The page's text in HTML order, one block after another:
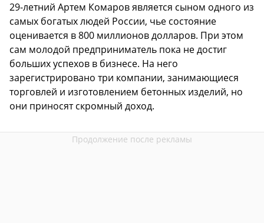
29-летний Артем Комаров является сыном одного из
самых богатых людей России, чье состояние
оценивается в 800 миллионов долларов. При этом
сам молодой предприниматель пока не достиг
больших успехов в бизнесе. На него
зарегистрировано три компании, занимающиеся
торговлей и изготовлением бетонных изделий, но
они приносят скромный доход.